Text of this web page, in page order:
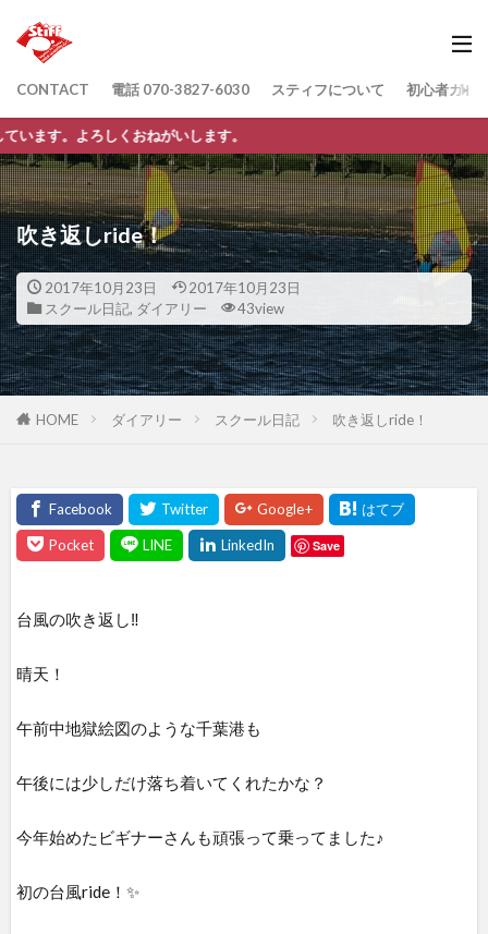
CONTACT 電話 070-3827-6030 スティフについて 初心者ガイ
ねがいします。
吹き返しride！
2017年10月23日
2017年10月23日
スクール日記, ダイアリー 43view
HOME ダイアリー スクール日記 吹き返しride！
Save
台風の吹き返し‼
晴天！
午前中地獄絵図のような千葉港も
午後には少しだけ落ち着いてくれたかな？
今年始めたビギナーさんも頑張って乗ってました♪
初の台風ride！✨